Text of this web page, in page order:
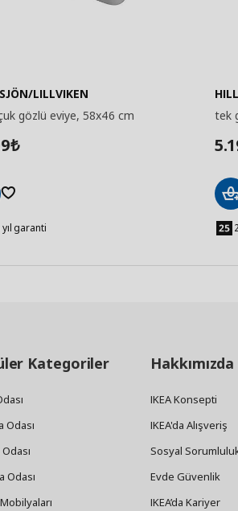
LILLVIKEN
gözlü eviye, 58x46 cm
₺
garanti
tek
Ekle
Kategoriler
Odası
Odası
Hakkımızda
IKEA Konsepti
IKEA'da Alışveriş
Sosyal
Evde Güvenlik
IKEA’da Kariyer